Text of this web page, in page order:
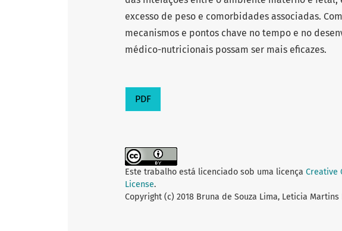
excesso de peso e comorbidades associadas.
mecanismos e pontos chave no tempo e no
médico-nutricionais possam ser mais eficazes.
PDF
Este trabalho está licenciado sob uma licença Creative
License.
Copyright (c) 2018 Bruna de Souza Lima, Leticia Martins